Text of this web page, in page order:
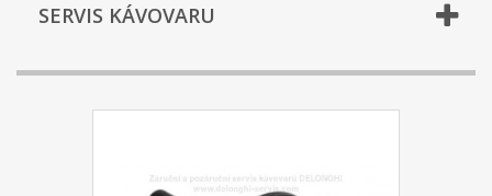
SERVIS KÁVOVARU